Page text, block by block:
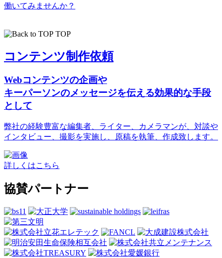
働いてみませんか？
TOP
コンテンツ制作依頼
Webコンテンツの企画や
キーパーソンのメッセージを伝える効果的な手段
として
弊社の経験豊富な編集者、ライター、カメラマンが、対談や
インタビュー、撮影を実施し、原稿を執筆、作成致します。
詳しくはこちら
協賛パートナー